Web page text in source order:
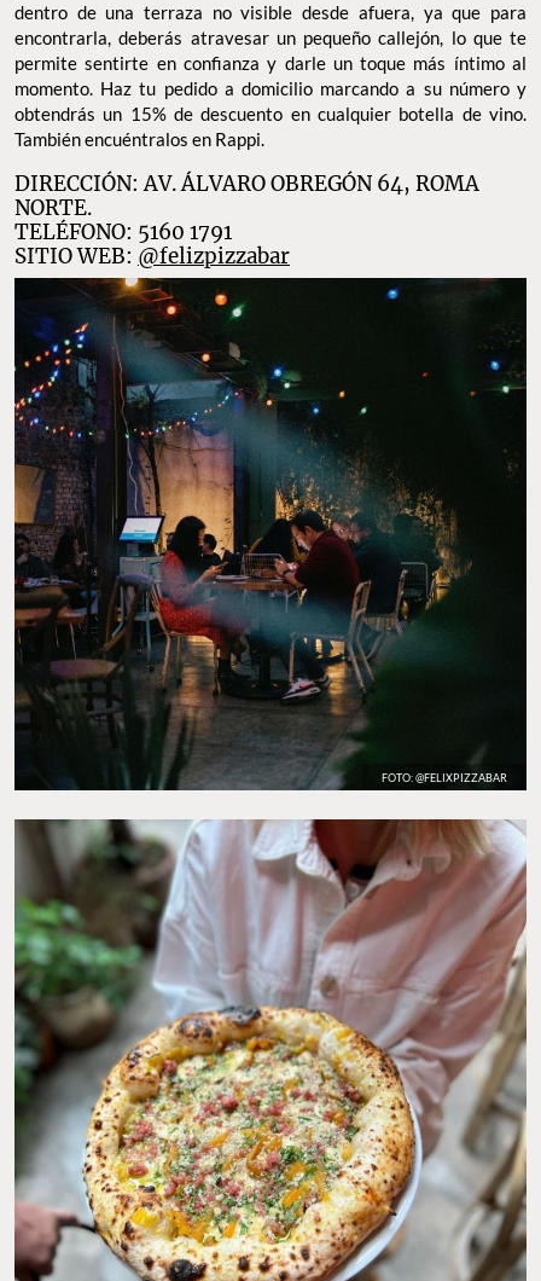
dentro de una terraza no visible desde afuera, ya que para
encontrarla, deberás atravesar un pequeño callejón, lo que te
permite sentirte en confianza y darle un toque más íntimo al
momento. Haz tu pedido a domicilio marcando a su número y
obtendrás un 15% de descuento en cualquier botella de vino.
También encuéntralos en Rappi.
DIRECCIÓN: AV. ÁLVARO OBREGÓN 64, ROMA
NORTE.
TELÉFONO: 5160 1791
SITIO WEB: @felizpizzabar
FOTO: @FELIXPIZZABAR